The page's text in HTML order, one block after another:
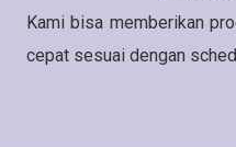
Kami bisa memberikan
cepat sesuai dengan